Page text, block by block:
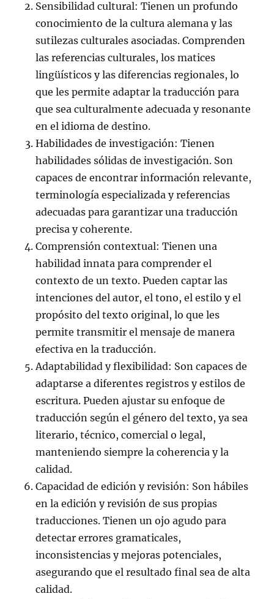
Sensibilidad cultural: Tienen un profundo
conocimiento de la cultura alemana y las
sutilezas culturales asociadas. Comprenden
las referencias culturales, los matices
lingüísticos y las diferencias regionales, lo
que les permite adaptar la traducción para
que sea culturalmente adecuada y resonante
en el idioma de destino.
Habilidades de investigación: Tienen
habilidades sólidas de investigación. Son
capaces de encontrar información relevante,
terminología especializada y referencias
adecuadas para garantizar una traducción
precisa y coherente.
Comprensión contextual: Tienen una
habilidad innata para comprender el
contexto de un texto. Pueden captar las
intenciones del autor, el tono, el estilo y el
propósito del texto original, lo que les
permite transmitir el mensaje de manera
efectiva en la traducción.
Adaptabilidad y flexibilidad: Son capaces de
adaptarse a diferentes registros y estilos de
escritura. Pueden ajustar su enfoque de
traducción según el género del texto, ya sea
literario, técnico, comercial o legal,
manteniendo siempre la coherencia y la
calidad.
Capacidad de edición y revisión: Son hábiles
en la edición y revisión de sus propias
traducciones. Tienen un ojo agudo para
detectar errores gramaticales,
inconsistencias y mejoras potenciales,
asegurando que el resultado final sea de alta
calidad.